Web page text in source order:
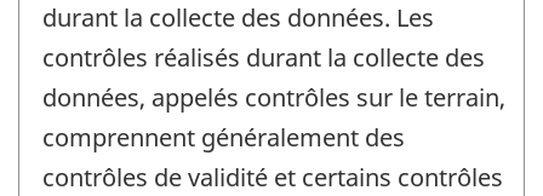
durant la collecte des données. Les
contrôles réalisés durant la collecte des
données, appelés contrôles sur le terrain,
comprennent généralement des
contrôles de validité et certains contrôles